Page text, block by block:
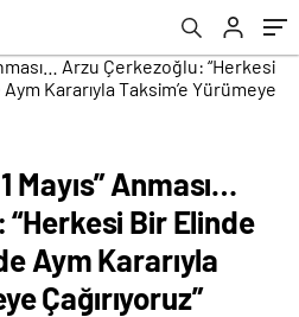
Taksim’e Yürümeye
Mayıs” Anması…
Bir Elinde
Aym Kararıyla
Çağırıyoruz”